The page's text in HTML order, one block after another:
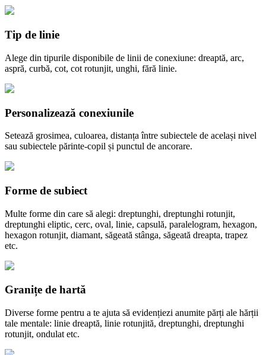
Tip de linie
Alege din tipurile disponibile de linii de conexiune: dreaptă, arc,
aspră, curbă, cot, cot rotunjit, unghi, fără linie.
Personalizează conexiunile
Setează grosimea, culoarea, distanța între subiectele de același nivel
sau subiectele părinte-copil și punctul de ancorare.
Forme de subiect
Multe forme din care să alegi: dreptunghi, dreptunghi rotunjit,
dreptunghi eliptic, cerc, oval, linie, capsulă, paralelogram, hexagon,
hexagon rotunjit, diamant, săgeată stânga, săgeată dreapta, trapez
etc.
Granițe de hartă
Diverse forme pentru a te ajuta să evidențiezi anumite părți ale hărții
tale mentale: linie dreaptă, linie rotunjită, dreptunghi, dreptunghi
rotunjit, ondulat etc.